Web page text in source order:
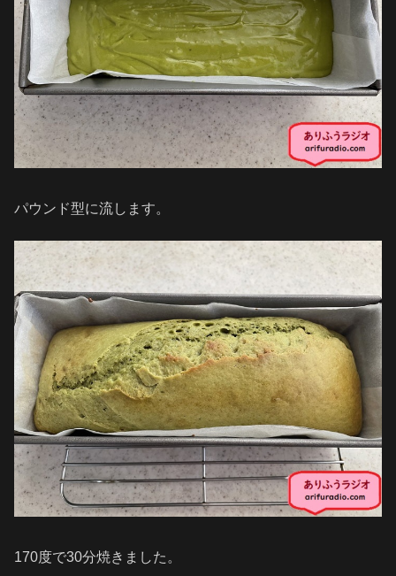
パウンド型に流します。
170度で30分焼きました。